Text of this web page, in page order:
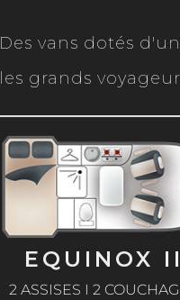
Des vans dotés
les grands
2 ASSISES I 2
EQUINOX II
EXPLORER